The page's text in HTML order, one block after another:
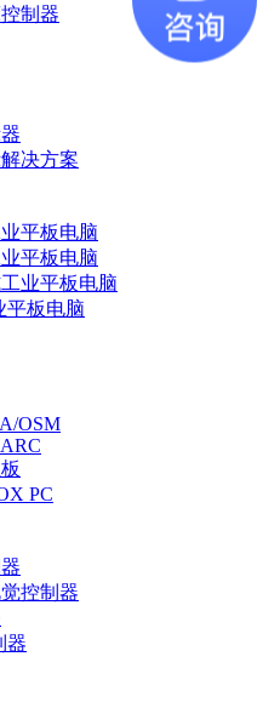
制器
决方案
平板电脑
平板电脑
业平板电脑
平板电脑
OSM
PC
控制器
器